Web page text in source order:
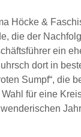
Höcke &
die der
ein
dort in
Sumpf“, die
für eine